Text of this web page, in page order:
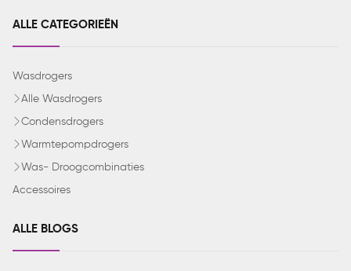
ALLE CATEGORIEËN
Wasdrogers
Alle Wasdrogers
Condensdrogers
Warmtepompdrogers
Was- Droogcombinaties
Accessoires
ALLE BLOGS